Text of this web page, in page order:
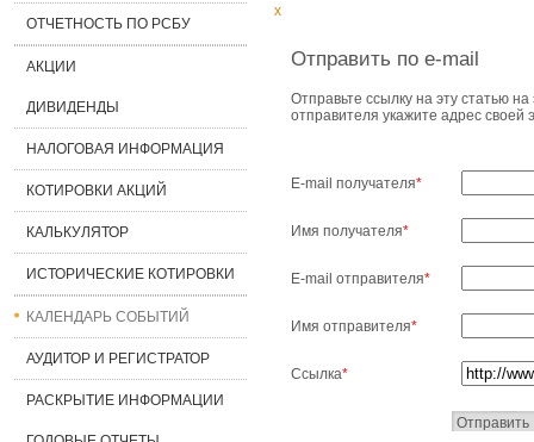
ОТЧЕТНОСТЬ ПО РСБУ
АКЦИИ
ДИВИДЕНДЫ
НАЛОГОВАЯ ИНФОРМАЦИЯ
КОТИРОВКИ АКЦИЙ
КАЛЬКУЛЯТОР
ИСТОРИЧЕСКИЕ КОТИРОВКИ
КАЛЕНДАРЬ СОБЫТИЙ
АУДИТОР И РЕГИСТРАТОР
РАСКРЫТИЕ ИНФОРМАЦИИ
x
Отправить по e-mail
Отправьте ссылку на эту статью
отправителя укажите адрес своей
E-mail получателя*
Имя получателя*
E-mail отправителя*
Имя отправителя*
Ссылка*